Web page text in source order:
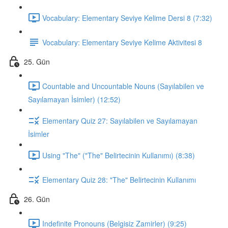
Vocabulary: Elementary Seviye Kelime Dersi 8 (7:32)
Vocabulary: Elementary Seviye Kelime Aktivitesi 8
25. Gün
Countable and Uncountable Nouns (Sayılabilen ve
Sayılamayan İsimler) (12:52)
Elementary Quiz 27: Sayılabilen ve Sayılamayan
İsimler
Using "The" ("The" Belirtecinin Kullanımı) (8:38)
Elementary Quiz 28: "The" Belirtecinin Kullanımı
26. Gün
Indefinite Pronouns (Belgisiz Zamirler) (9:25)